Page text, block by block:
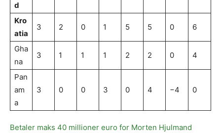
d
Kro
atia
3 2 0 1 5 5 0 6
Gha
na
3 1 1 1 2 2 0 4
Pan
am
a
3 0 0 3 0 4 −4 0
Betaler maks 40 millioner euro for Morten Hjulmand